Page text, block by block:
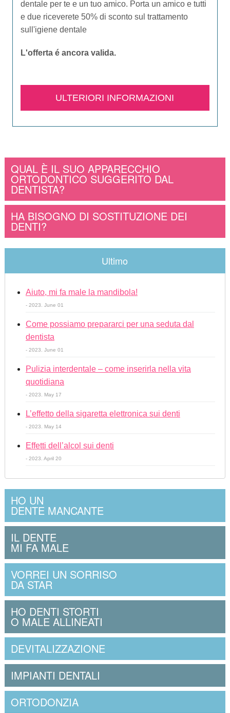
dentale per te e un tuo amico. Porta un amico e tutti
e due riceverete 50% di sconto sul trattamento
sull'igiene dentale
L'offerta é ancora valida.​
ULTERIORI INFORMAZIONI
QUAL È IL SUO APPARECCHIO
ORTODONTICO SUGGERITO DAL
DENTISTA?
HA BISOGNO DI SOSTITUZIONE DEI
DENTI?
Ultimo
Aiuto, mi fa male la mandibola!
- 2023. June 01
Come possiamo prepararci per una seduta dal
dentista
- 2023. June 01
Pulizia interdentale – come inserirla nella vita
quotidiana
- 2023. May 17
L’effetto della sigaretta elettronica sui denti
- 2023. May 14
Effetti dell’alcol sui denti
- 2023. April 20
HO UN
DENTE MANCANTE
IL DENTE
MI FA MALE
VORREI UN SORRISO
DA STAR
HO DENTI STORTI
O MALE ALLINEATI
DEVITALIZZAZIONE
IMPIANTI DENTALI
ORTODONZIA